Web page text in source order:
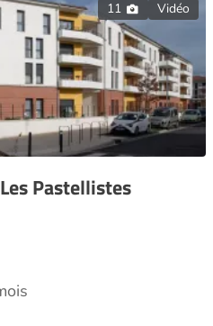
11 Vidéo
Pastellistes